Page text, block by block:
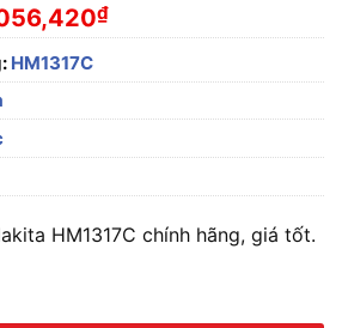
₫
HM1317C
HM1317C chính hãng, giá tốt.
HM1317C số lượng